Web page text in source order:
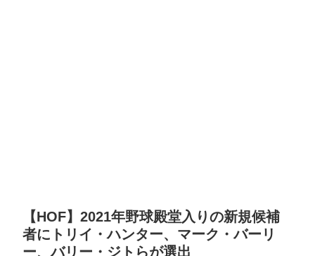
【HOF】2021年野球殿堂入りの新規候補
者にトリイ・ハンター、マーク・バーリ
ー、バリー・ジトらが選出